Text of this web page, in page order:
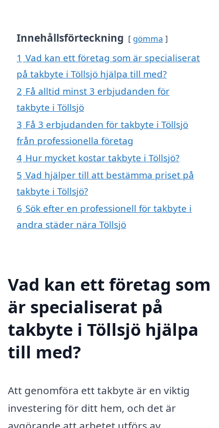
Innehållsförteckning gömma
1 Vad kan ett företag som är specialiserat
på takbyte i Töllsjö hjälpa till med?
2 Få alltid minst 3 erbjudanden för
takbyte i Töllsjö
3 Få 3 erbjudanden för takbyte i Töllsjö
från professionella företag
4 Hur mycket kostar takbyte i Töllsjö?
5 Vad hjälper till att bestämma priset på
takbyte i Töllsjö?
6 Sök efter en professionell för takbyte i
andra städer nära Töllsjö
Vad kan ett företag som
är specialiserat på
takbyte i Töllsjö hjälpa
till med?
Att genomföra ett takbyte är en viktig
investering för ditt hem, och det är